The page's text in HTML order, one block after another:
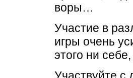
воры…
Участие в
игры очень
этого ни